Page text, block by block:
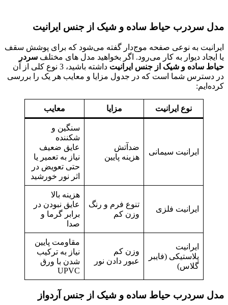
سردرب حیاط ساده و شیک از جنس ایرانیت
به نوعی صفحه موج‌دار گفته می‌شود که برای پوشش سقف
دیوار به کار می‌رود. اگر بخواهید مدل های مختلفسردر
ساده و شیک از جنس ایرانیت
داشته باشید، 3 نوع کلی از آن
شما است که در جدول مزایا و معایب هر یک را بررسی
نوع ایرانیت مزایا معایب
ایرانیت سیمانی
ضدآتش
هزینه پایین
سنگین و
شکننده
عایق ضعیف
نیاز به تعمیر یا
حتی تعویض در
اثر نور خورشید
ایرانیت فلزی
تنوع فرم و رنگ
وزن کم
هزینه بالا
عایق نبودن در
برابر گرما و
ایرانیت
پلاستیکی (فایبر
گلاس)
وزن کم
عبور دادن نور
مقاومت پایین
نیاز به ترکیب
شدن با ورق
UPVC
سردرب حیاط ساده و شیک از جنس آردواز